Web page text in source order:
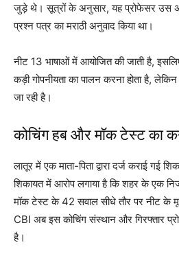
जुड़े थे। सूत्रों के अनुसार, यह प्रोफेसर उस
प्रश्न पत्र का मराठी अनुवाद किया था।
नीट 13 भाषाओं में आयोजित की जाती है,
कड़ी गोपनीयता का पालन करना होता है,
जा रही है।
कोचिंग हब और मॉक टेस्ट का
लातूर में एक माता-पिता द्वारा दर्ज कराई गई
शिकायत में आरोप लगाया है कि शहर के एक
मॉक टेस्ट के 42 सवाल सीधे तौर पर नीट के
CBI अब इस कोचिंग संस्थान और गिरफ्तार
है।